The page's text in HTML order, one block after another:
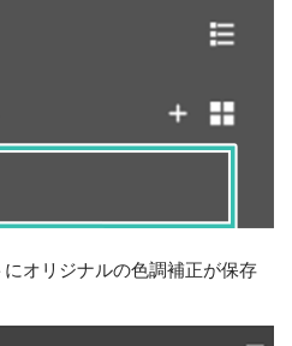
オリジナルの色調補正が保存